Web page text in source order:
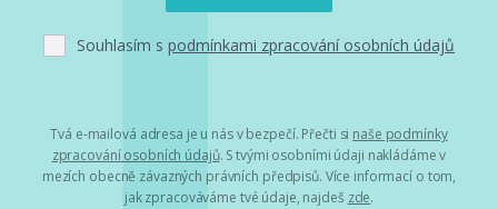
Souhlasím s podmínkami zpracování osobních údajů
Tvá e-mailová adresa je u nás v bezpečí. Přečti si naše podmínky
zpracování osobních údajů. S tvými osobními údaji nakládáme v
mezích obecně závazných právních předpisů. Více informací o tom,
jak zpracováváme tvé údaje, najdeš zde.